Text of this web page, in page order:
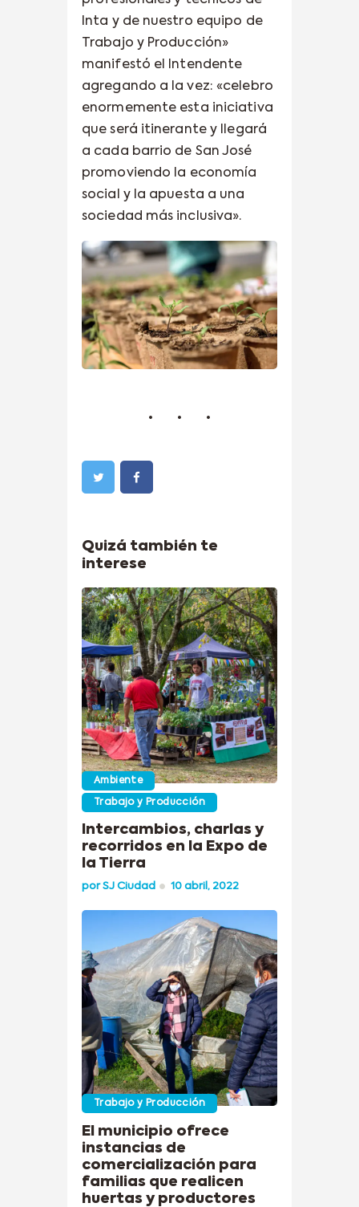
Inta y de nuestro equipo de
Trabajo y Producción»
manifestó el Intendente
agregando a la vez: «celebro
enormemente esta iniciativa
que será itinerante y llegará
a cada barrio de San José
promoviendo la economía
social y la apuesta a una
sociedad más inclusiva».
Quizá también te
interese
Ambiente
Trabajo y Producción
Intercambios, charlas y
recorridos en la Expo de
la Tierra
porSJ Ciudad 10 abril, 2022
Trabajo y Producción
El municipio ofrece
instancias de
comercialización para
familias que realicen
huertas y productores